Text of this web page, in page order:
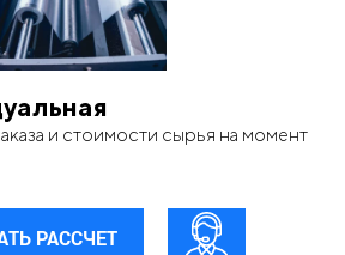
и стоимости сырья на момент
РАССЧЕТ